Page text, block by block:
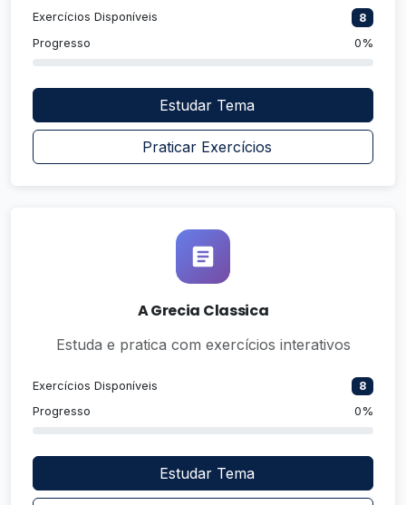
Exercícios Disponíveis
8
Progresso
0%
Estudar Tema
Praticar Exercícios
A Grecia Classica
Estuda e pratica com exercícios interativos
Exercícios Disponíveis
8
Progresso
0%
Estudar Tema